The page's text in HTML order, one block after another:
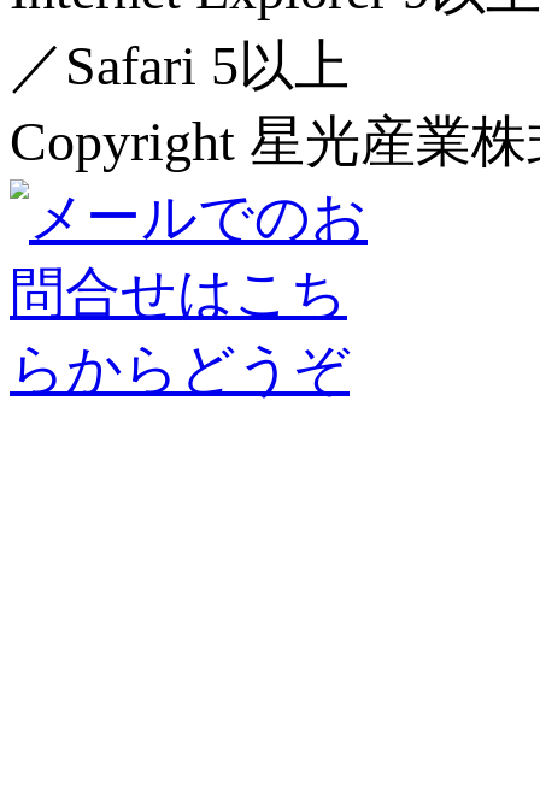
／Safari 5以上
Copyright 星光産業